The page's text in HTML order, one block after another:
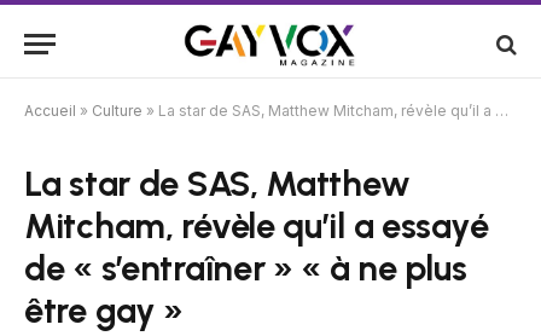
Accueil » Culture » La star de SAS, Matthew Mitcham, révèle qu’il a essayé de « s’entraîner » « à ne plus être gay »
La star de SAS, Matthew
Mitcham, révèle qu’il a essayé
de « s’entraîner » « à ne plus
être gay »